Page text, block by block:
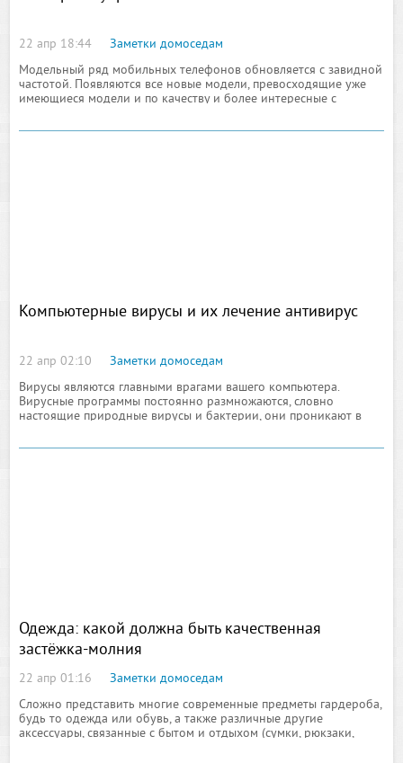
22 апр 18:44
Заметки домоседам
Модельный ряд мобильных телефонов обновляется с завидной
частотой. Появляются все новые модели, превосходящие уже
имеющиеся модели и по качеству и более интересные с
Компьютерные вирусы и их лечение антивирус
22 апр 02:10
Заметки домоседам
Вирусы являются главными врагами вашего компьютера.
Вирусные программы постоянно размножаются, словно
настоящие природные вирусы и бактерии, они проникают в
Одежда: какой должна быть качественная
застёжка-молния
22 апр 01:16
Заметки домоседам
Сложно представить многие современные предметы гардероба,
будь то одежда или обувь, а также различные другие
аксессуары, связанные с бытом и отдыхом (сумки, рюкзаки,